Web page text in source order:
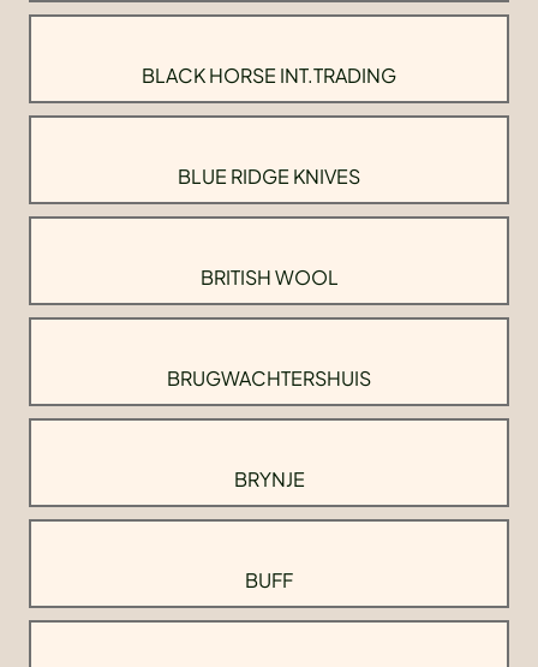
BLACK HORSE INT.TRADING
BLUE RIDGE KNIVES
BRITISH WOOL
BRUGWACHTERSHUIS
BRYNJE
BUFF